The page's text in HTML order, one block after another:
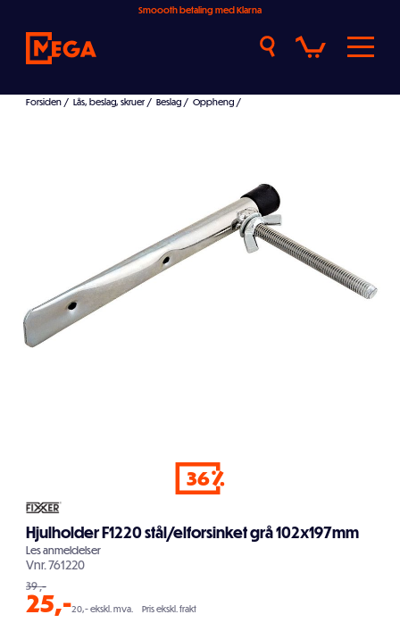
Smoooth betaling med Klarna
Forsiden / Lås, beslag, skruer / Beslag / Oppheng /
36
Hjulholder F1220 stål/elforsinket grå 102x197mm
Lesanmeldelser
Vnr.761220
39,-
25,-20,- ekskl. mva. Pris ekskl. frakt